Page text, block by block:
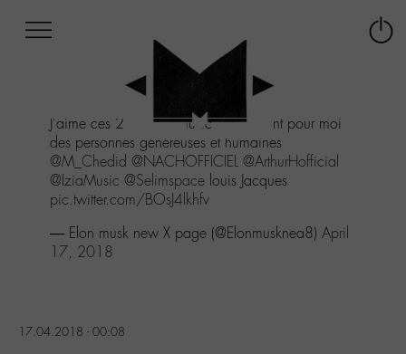
au
menu
Aller
au
contenu
J'aime ces 2 familles musicales ce sont pour moi
des personnes généreuses et humaines
@M_Chedid @NACHOFFICIEL @ArthurHofficial
@IziaMusic @Selimspace louis Jacques
pic.twitter.com/BOsJ4lkhfv
— Elon musk new X page (@Elonmusknea8) April
17, 2018
17.04.2018 - 00:08